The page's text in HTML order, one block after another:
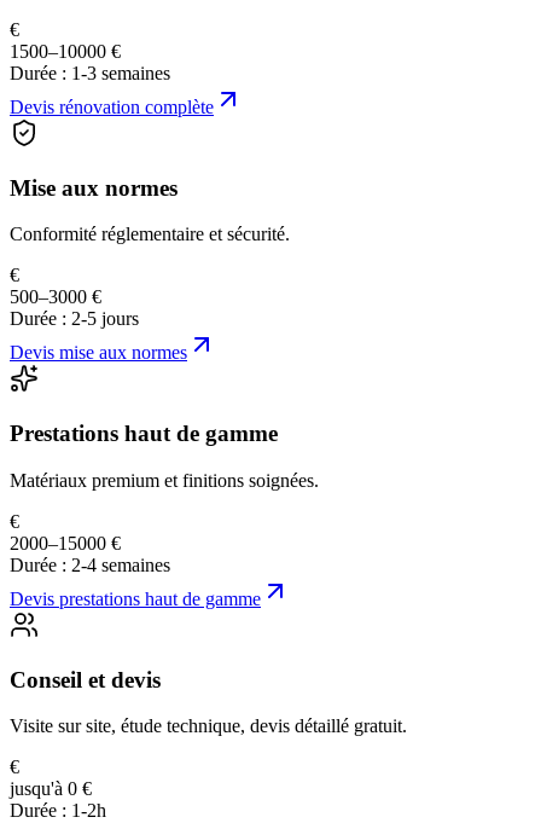
€
1500–10000 €
Durée : 1-3 semaines
Devis rénovation complète
Mise aux normes
Conformité réglementaire et sécurité.
€
500–3000 €
Durée : 2-5 jours
Devis mise aux normes
Prestations haut de gamme
Matériaux premium et finitions soignées.
€
2000–15000 €
Durée : 2-4 semaines
Devis prestations haut de gamme
Conseil et devis
Visite sur site, étude technique, devis détaillé gratuit.
€
jusqu'à 0 €
Durée : 1-2h